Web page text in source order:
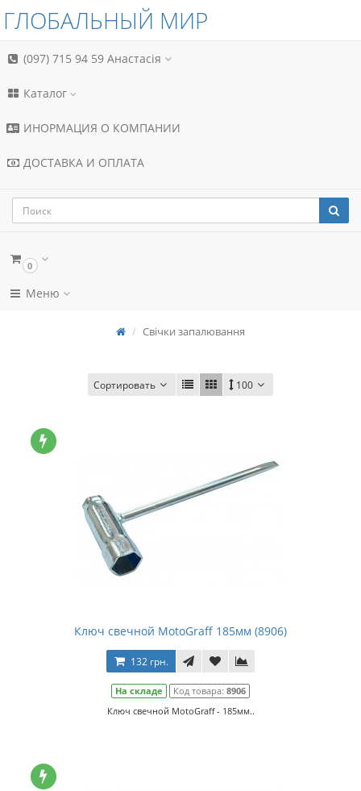
ГЛОБАЛЬНЫЙ МИР
(097) 715 94 59 Анастасія
Каталог
ИНОРМАЦИЯ О КОМПАНИИ
ДОСТАВКА И ОПЛАТА
0
Меню
Свічки запалювання
Сортировать 100
Ключ свечной MotoGraff 185мм (8906)
132 грн.
На складе Код товара: 8906
Ключ свечной MotoGraff - 185мм..